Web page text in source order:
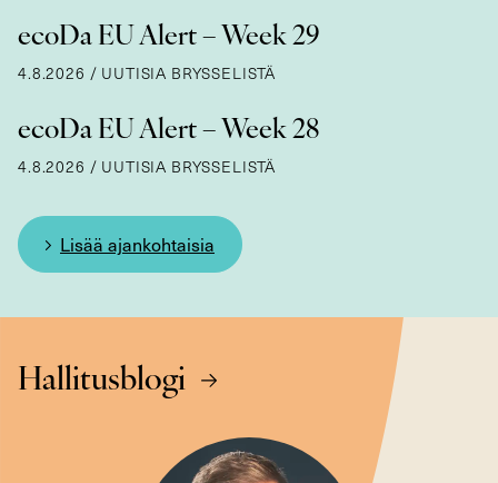
ecoDa EU Alert – Week 29
4.8.2026 / UUTISIA BRYSSELISTÄ
ecoDa EU Alert – Week 28
4.8.2026 / UUTISIA BRYSSELISTÄ
Lisää ajankohtaisia
Hallitusblogi